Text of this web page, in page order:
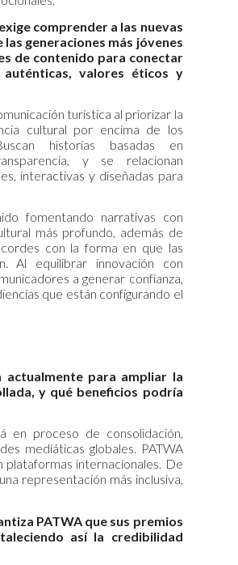
comprender a las nuevas
generaciones más jóvenes
de contenido para conectar
valores éticos y
turística al priorizar la
cultural por encima de los
historias basadas en
y se relacionan
interactivas y diseñadas para
fomentando narrativas con
más profundo, además de
con la forma en que las
Al equilibrar innovación con
a generar confianza,
que están configurando el
actualmente para ampliar la
y qué beneficios podría
en proceso de consolidación,
mediáticas globales. PATWA
plataformas internacionales. De
representación más inclusiva,
PATWA que sus premios
así la credibilidad